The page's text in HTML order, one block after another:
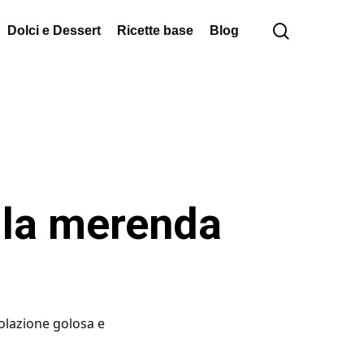
Dolci e Dessert Ricette base Blog
merenda
golosa e